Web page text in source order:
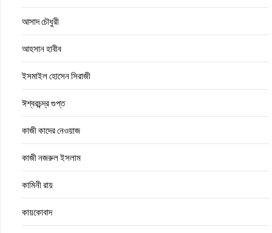
আসাদ চৌধুরী
আহসান হাবীব
ইসমাইল হোসেন সিরাজী
ঈশ্বরচন্দ্র গুপ্ত
কাজী কাদের নেওয়াজ
কাজী নজরুল ইসলাম
কামিনী রায়
কায়কোবাদ